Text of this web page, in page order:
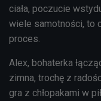
ciała, poczucie
wiele samotności, to
proces.
Alex, bohaterka
zimna, trochę z
gra z chłopakami w